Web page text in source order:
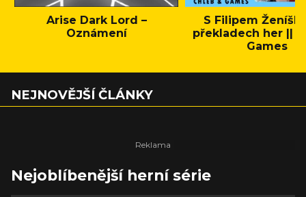
Arise Dark Lord –
Oznámení
S Filipem
překladech her ||
Games
NEJNOVĚJŠÍ ČLÁNKY
Nejoblíbenější herní série